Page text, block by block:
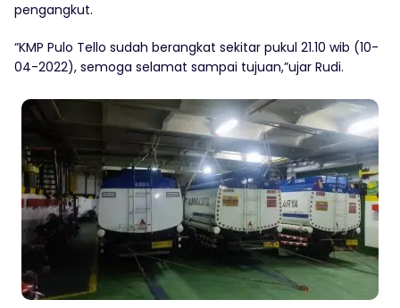
pengangkut.
“KMP Pulo Tello sudah berangkat sekitar pukul 21.10 wib (10-
04-2022), semoga selamat sampai tujuan,”ujar Rudi.